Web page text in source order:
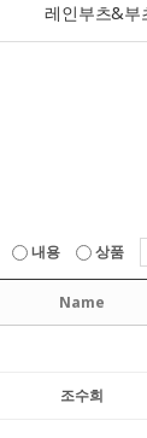
레인부츠&부
내용 상품
Name
조수희